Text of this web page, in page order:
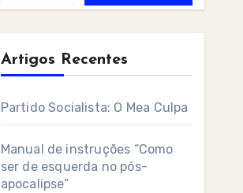
Artigos Recentes
Partido Socialista: O Mea Culpa
Manual de instruções “Como
ser de esquerda no pós-
apocalipse”